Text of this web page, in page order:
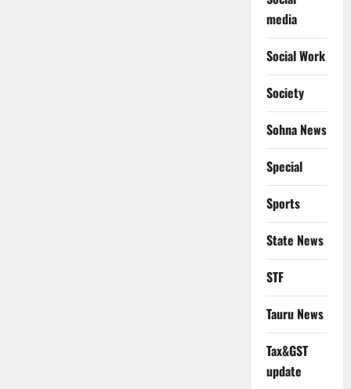
media
Social Work
Society
Sohna News
Special
Sports
State News
STF
Tauru News
Tax&GST
update